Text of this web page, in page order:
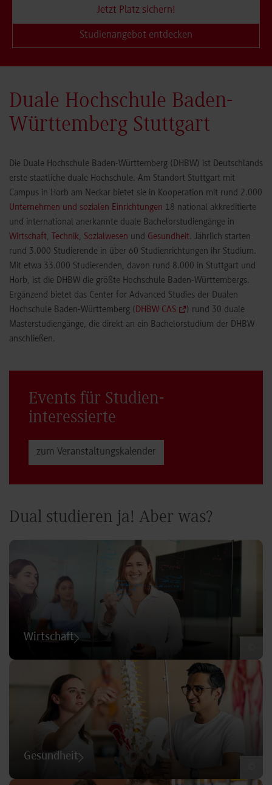
Jetzt Platz sichern!
Studienangebot entdecken
Duale Hochschule Baden-
Württemberg Stuttgart
Die Duale Hochschule Baden-Württemberg (DHBW) ist Deutschlands
erste staatliche duale Hochschule. Am Standort Stuttgart mit
Campus in Horb am Neckar bietet sie in Kooperation mit rund 2.000
Unternehmen und sozialen Einrichtungen 18 national akkreditierte
und international anerkannte duale Bachelorstudiengänge in
Wirtschaft, Technik, Sozialwesen und Gesundheit. Jährlich starten
rund 3.000 Studierende in über 60 Studienrichtungen ihr Studium.
Mit etwa 33.000 Studierenden, davon rund 8.000 in Stuttgart und
Horb, ist die DHBW die größte Hochschule Baden-Württembergs.
Ergänzend bietet das Center for Advanced Studies der Dualen
Hochschule Baden-Württemberg (DHBW CAS
) rund 30 duale
Masterstudiengänge, die direkt an ein Bachelorstudium der DHBW
anschließen.
Events für Studien­
interessierte
zum Veranstaltungs­kalender
Dual studieren ja! Aber was?
Wirtschaft
Gesundheit